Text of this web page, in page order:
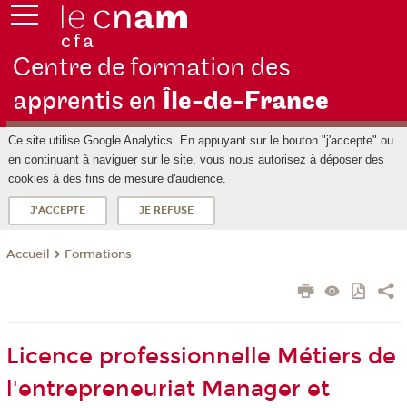
Centre de formation des
apprentis en Île-de-France
Ce site utilise Google Analytics. En appuyant sur le bouton "j'accepte" ou
en continuant à naviguer sur le site, vous nous autorisez à déposer des
cookies à des fins de mesure d'audience.
J'ACCEPTE JE REFUSE
Accueil Formations
Licence professionnelle Métiers de
l'entrepreneuriat Manager et